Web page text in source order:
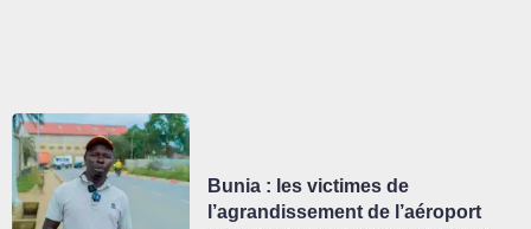
Bunia : les victimes de
l’agrandissement de l’aéroport